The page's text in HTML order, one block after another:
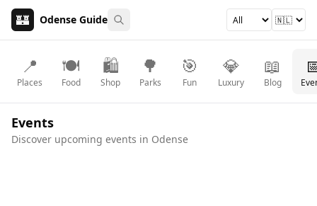
🏰 Odense Guide
📍
Places
🍽️
Food
🛍️
Shop
🌳
Parks
🎯
Fun
💎
Luxury
📖
Blog
Events
Discover upcoming events in Odense